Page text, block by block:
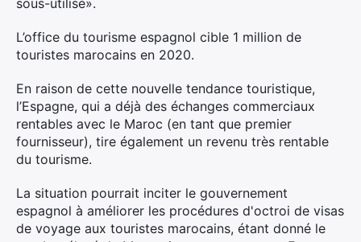
sous-utilisé».
L’office du tourisme espagnol cible 1 million de
touristes marocains en 2020.
En raison de cette nouvelle tendance touristique,
l’Espagne, qui a déjà des échanges commerciaux
rentables avec le Maroc (en tant que premier
fournisseur), tire également un revenu très rentable
du tourisme.
La situation pourrait inciter le gouvernement
espagnol à améliorer les procédures d'octroi de visas
de voyage aux touristes marocains, étant donné le
Rechercher